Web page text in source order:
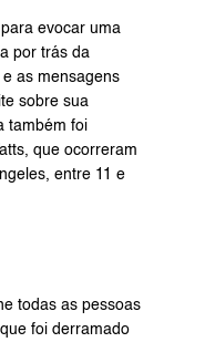
evocar uma
por trás da
as mensagens
sobre sua
também foi
que ocorreram
entre 11 e
todas as pessoas
foi derramado